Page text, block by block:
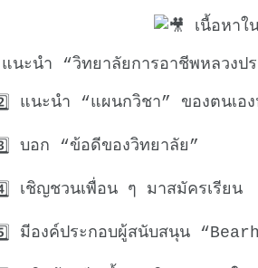
เนื้อหาใ
แนะนำ “วิทยาลัยการอาชีพหลวงป
แนะนำ “แผนกวิชา” ของตนเอ
บอก “ข้อดีของวิทยาลัย”
เชิญชวนเพื่อน ๆ มาสมัครเรียน
มีองค์ประกอบผู้สนับสนุน